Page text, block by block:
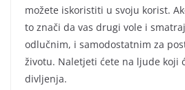
možete iskoristiti u svoju korist.
to znači da vas drugi vole i
odlučnim, i samodostatnim za
životu. Naletjeti ćete na ljude koji
divljenja.